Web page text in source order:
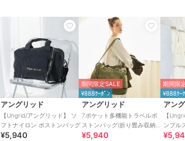
バッグ ／ボストンバッグ
レディース
バッグ ／ボストンバッグ
グレージュブラック、グレー/ブラ
ック、ネイビー/アイボリー、ブラ
ック/ブラック、ブラック/アイボ
リー、カーキ/ブラック
アングリッド
【Ungrid/アングリッド】 ソ
フトナイロン ボストンバッグ
¥5,940
期間限定SALE
¥888ｸｰﾎﾟﾝ
アングリッド
7ポケット多機能トラベルボ
ストンバッグ(折り畳み収納可
能／キャリーオン可能）
¥5,940
期間限
¥888ｸｰ
アン
【
ンプル
ッグ